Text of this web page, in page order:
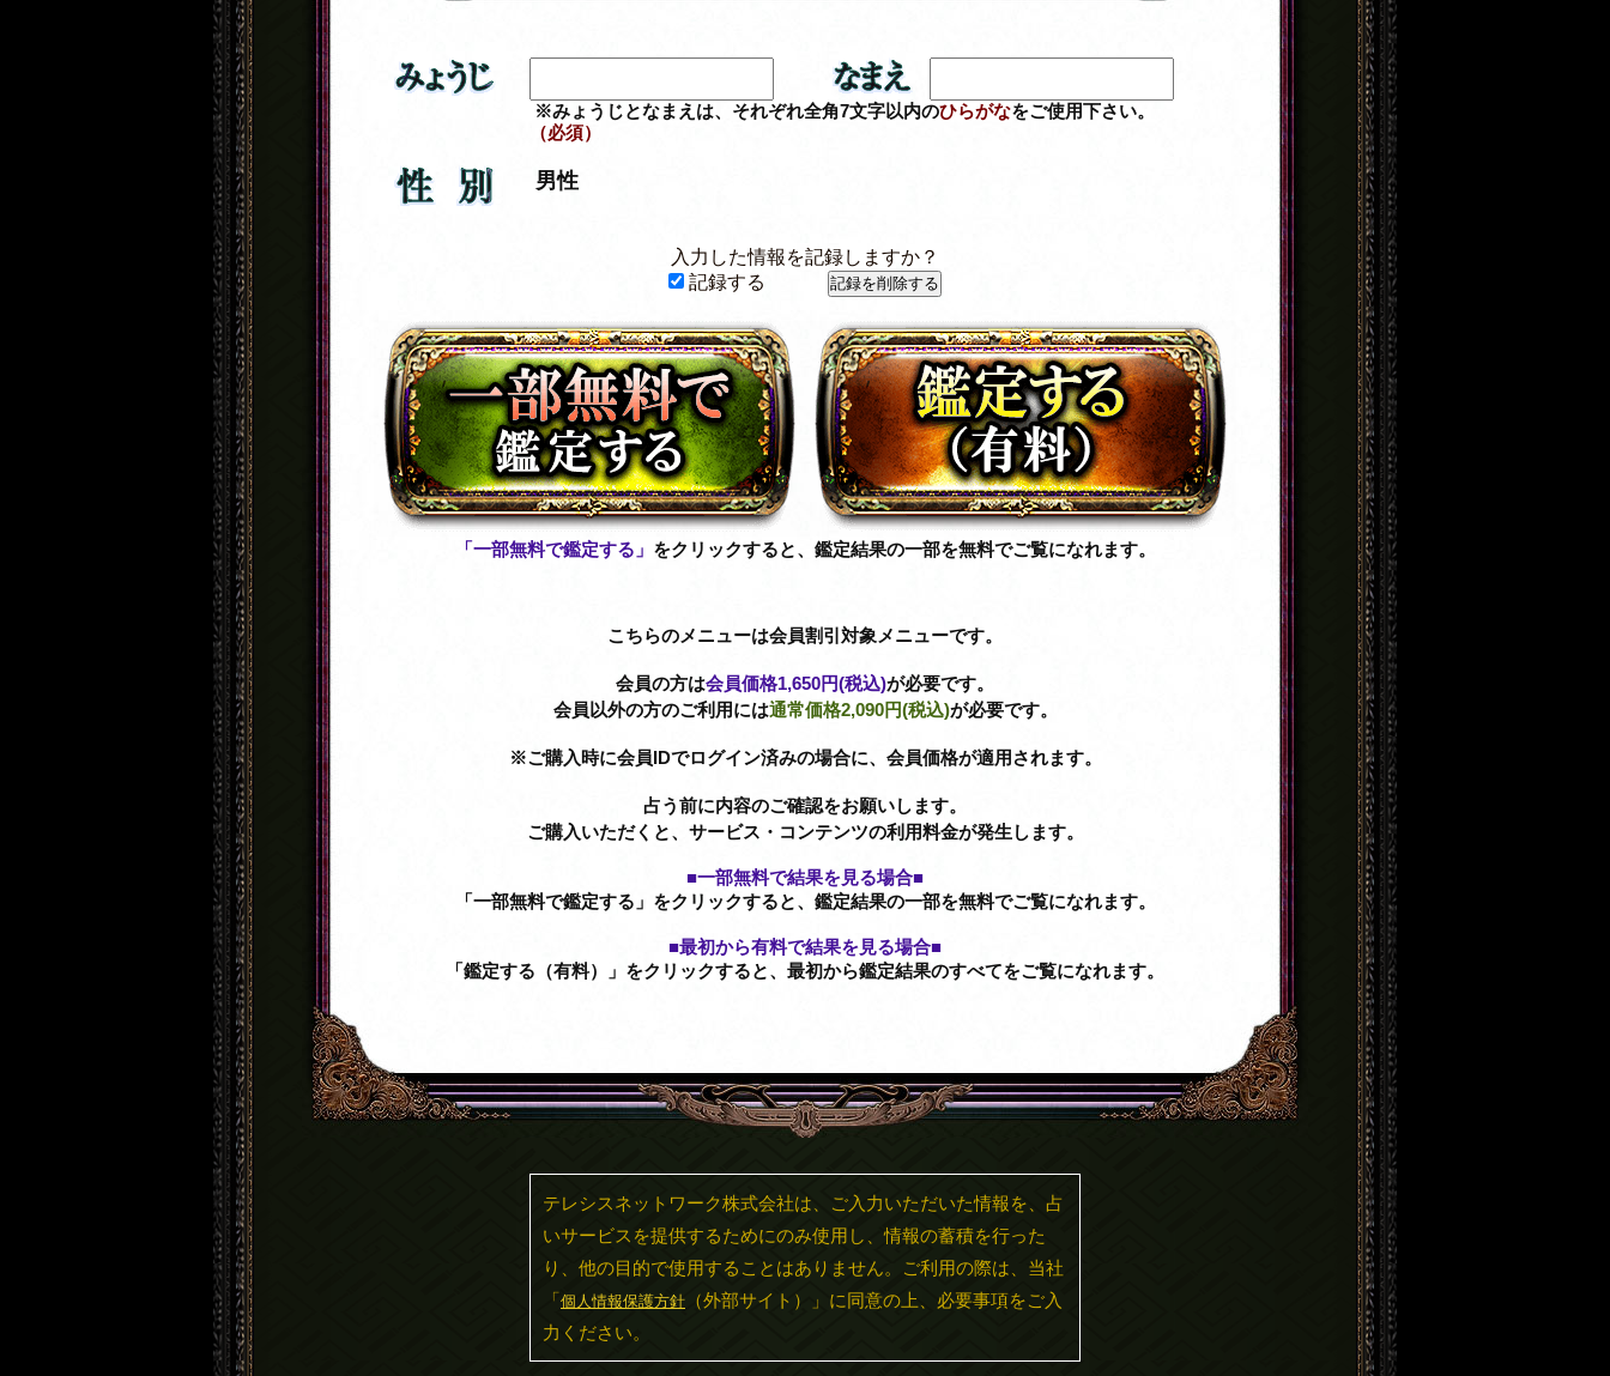
※みょうじとなまえは、それぞれ全角7文字以内のひらがなをご使用下さい。
（必須）
男性
入力した情報を記録しますか？
記録する
「一部無料で鑑定する」 をクリックすると、鑑定結果の一部を無料でご覧になれます。
こちらのメニューは会員割引対象メニューです。
会員の方は会員価格1,650円(税込)が必要です。
会員以外の方のご利用には通常価格2,090円(税込)が必要です。
※ご購入時に会員IDでログイン済みの場合に、会員価格が適用されます。
占う前に内容のご確認をお願いします。
ご購入いただくと、サービス・コンテンツの利用料金が発生します。
■一部無料で結果を見る場合■
「一部無料で鑑定する」をクリックすると、鑑定結果の一部を無料でご覧になれます。
■最初から有料で結果を見る場合■
「鑑定する（有料）」をクリックすると、最初から鑑定結果のすべてをご覧になれます。
テレシスネットワーク株式会社は、ご入力いただいた情報を、占
いサービスを提供するためにのみ使用し、情報の蓄積を行った
り、他の目的で使用することはありません。ご利用の際は、当社
「個人情報保護方針 （外部サイト）」に同意の上、必要事項をご入
力ください。